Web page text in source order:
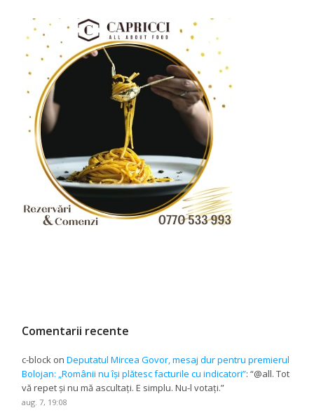
Comentarii recente
c-block onDeputatul Mircea Govor, mesaj dur pentru premierul
Bolojan: „Românii nu își plătesc facturile cu indicatori”: “@all. Tot
vă repet și nu mă ascultați. E simplu. Nu-l votați.”
aug. 7, 19:08